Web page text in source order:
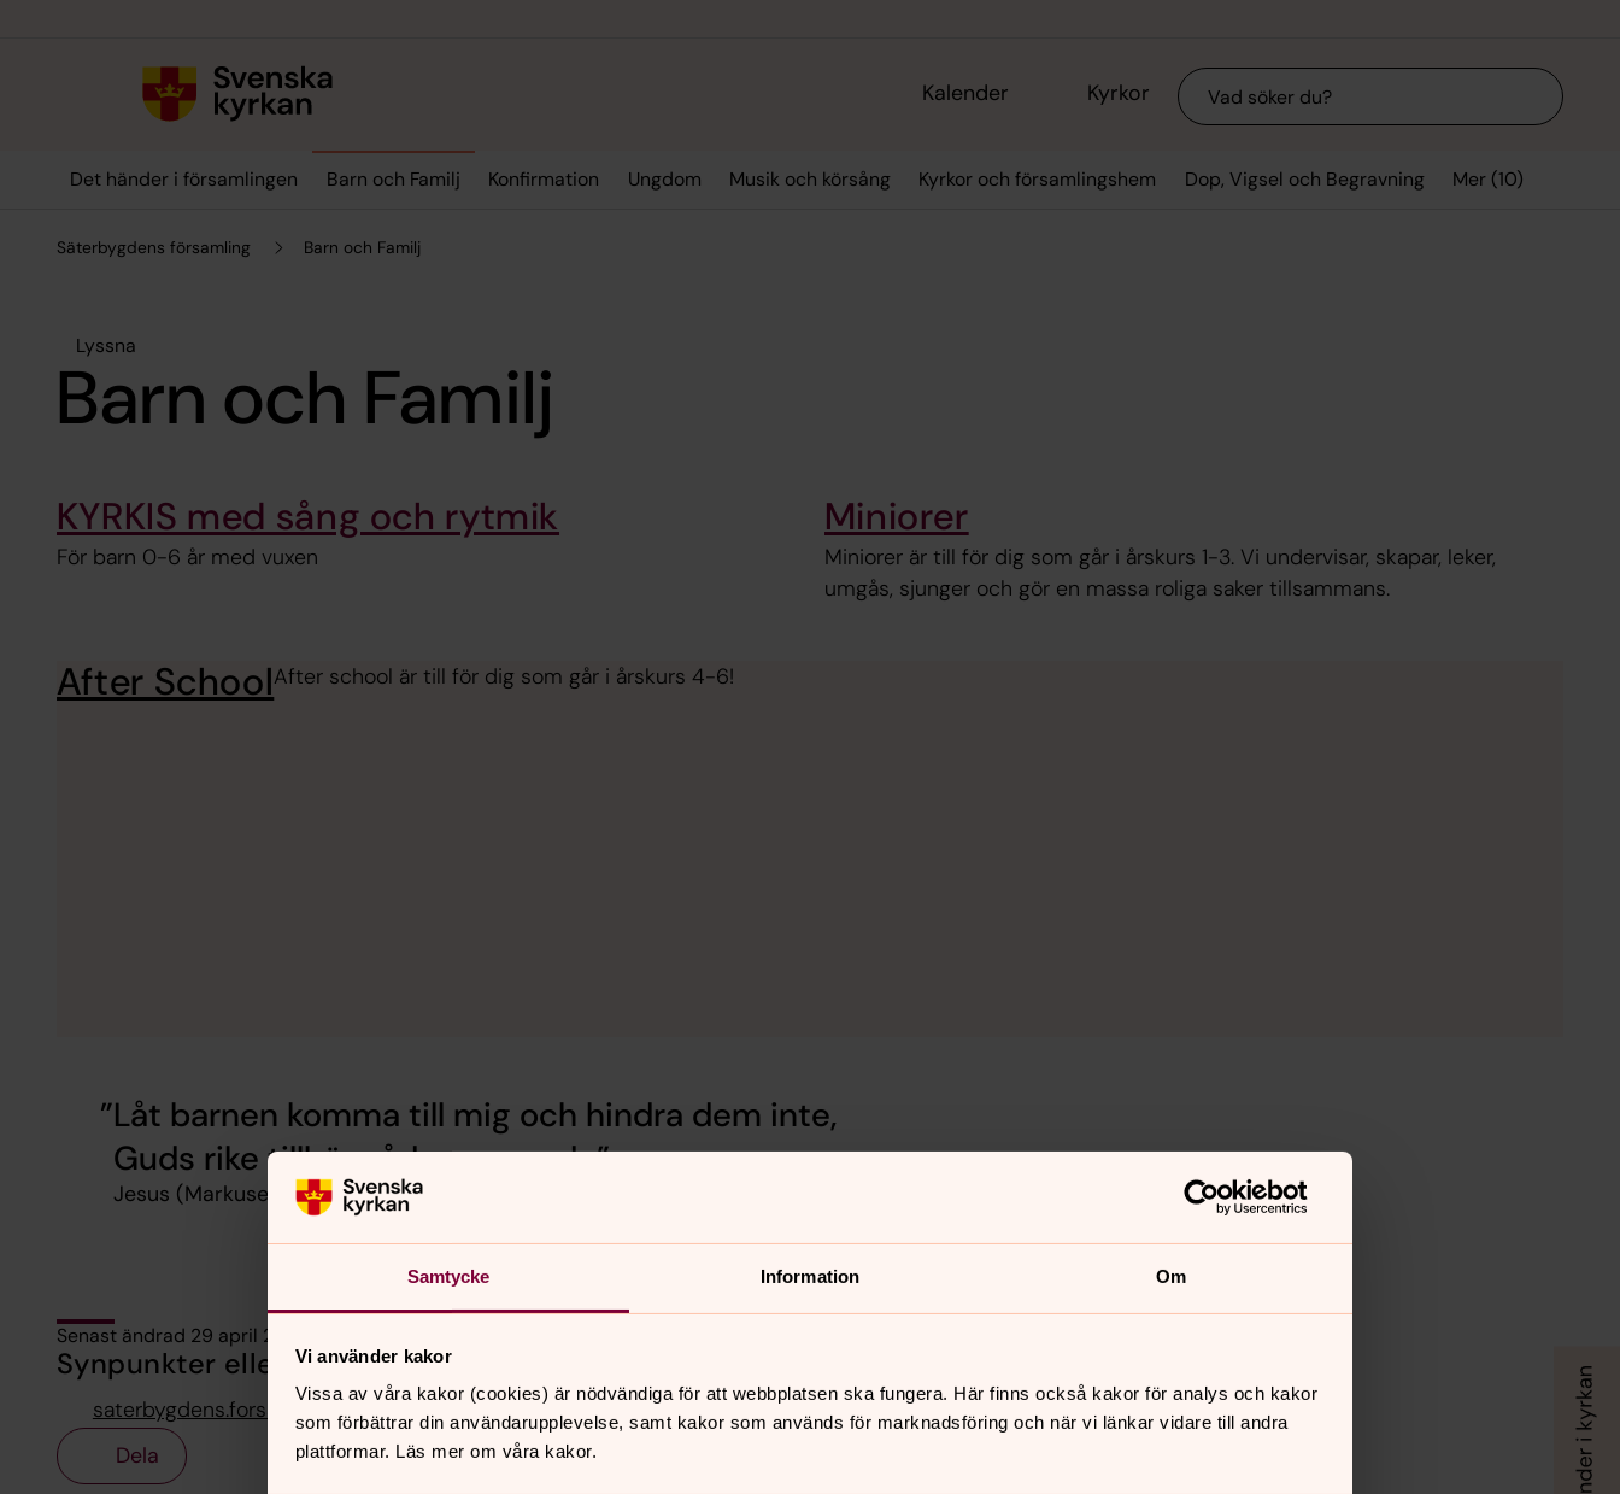
Samtycke Information Om
Vi använder kakor
Vissa av våra kakor (cookies) är nödvändiga för att webbplatsen ska fungera. Här finns också kakor för analys och kakor
som förbättrar din användarupplevelse, samt kakor som används för marknadsföring och när vi länkar vidare till andra
plattformar. Läs mer om våra kakor.
Kalender Kyrkor Sök
Det händer i församlingen Barn och Familj Konfirmation Ungdom Musik och körsång Kyrkor och församlingshem Dop, Vigsel och Begravning Mer (10)
Säterbygdens församling Barn och Familj
Lyssna
Barn och Familj
KYRKIS med sång och rytmik
För barn 0-6 år med vuxen
Miniorer
Miniorer är till för dig som går i årskurs 1-3. Vi undervisar, skapar, leker,
umgås, sjunger och gör en massa roliga saker tillsammans.
After SchoolAfter school är till för dig som går i årskurs 4-6!
Låt barnen komma till mig och hindra dem inte,
Guds rike tillhör sådana som de
Jesus (Markusevangeliet 10:14)
Senast ändrad 29 april 2026
Synpunkter eller frågor på sidans innehåll?
saterbygdens.forsamling@svenskakyrkan.se
Dela